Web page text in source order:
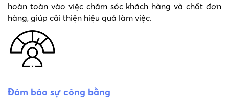
hoàn toàn vào việc chăm sóc khách hàng và chốt đơn
hàng, giúp cải thiện hiệu quả làm việc.
Đảm bảo sự công bằng